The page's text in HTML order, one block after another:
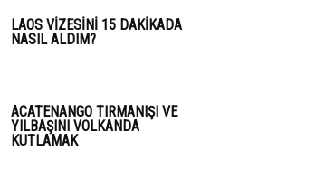
LAOS VIZESINI 15 DAKIKADA
NASIL ALDIM?
ACATENANGO TIRMANIŞI VE
YILBAŞINI VOLKANDA
KUTLAMAK